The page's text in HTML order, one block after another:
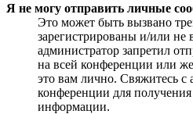
Я не могу отправить личные
Это может быть вызвано
зарегистрированы и/или
администратор запретил
на всей конференции или
это вам лично. Свяжитесь с
конференции для
информации.